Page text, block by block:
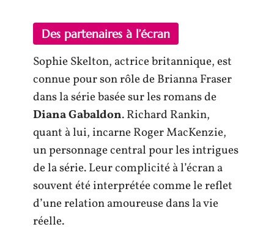
Des partenaires à l’écran
Sophie Skelton, actrice britannique, est
connue pour son rôle de Brianna Fraser
dans la série basée sur les romans de
Diana Gabaldon. Richard Rankin,
quant à lui, incarne Roger MacKenzie,
un personnage central pour les intrigues
de la série. Leur complicité à l’écran a
souvent été interprétée comme le reflet
d’une relation amoureuse dans la vie
réelle.